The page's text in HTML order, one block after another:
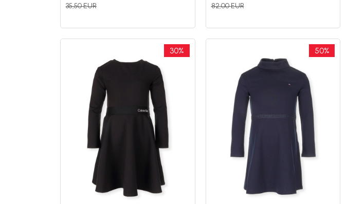
35,50EUR 82,00EUR
30% 50%